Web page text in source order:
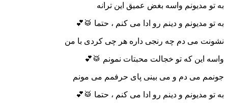
به تو مدیونم واسه بغض عمیق این ترانه
به تو مدیونم و دینم رو ادا می کنم ، حتما 🥁💕
نشونت می دم چه رنجی داره هر چی کردی با من
واسه این که تو خجالت محبتات نمونم 🥁💕
جونمم می دم و می بینی پای حرفمم می مونم
به تو مدیونم و دینم رو ادا می کنم ، حتما 🥁💕